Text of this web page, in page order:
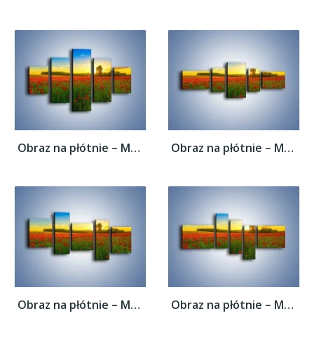
Obraz na płótnie – Maki w roli głównej –... Obraz na płótnie – Maki w roli głównej –...
Obraz na płótnie – Maki w roli głównej –... Obraz na płótnie – Maki w roli głównej –...